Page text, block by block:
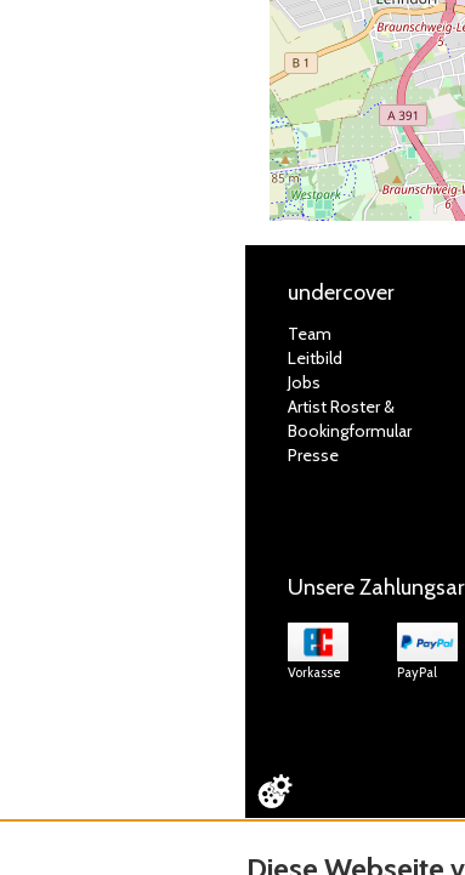
undercover
Team
Leitbild
Jobs
Artist Roster &
Bookingformular
Presse
Unsere
Vorkasse PayPal